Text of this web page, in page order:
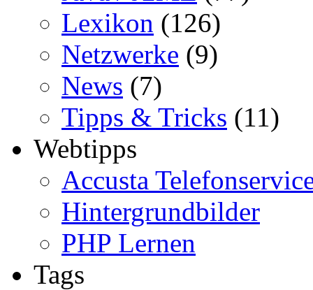
Lexikon (126)
Netzwerke (9)
News (7)
Tipps & Tricks (11)
Webtipps
Accusta
Hintergrundbilder
PHP Lernen
Tags